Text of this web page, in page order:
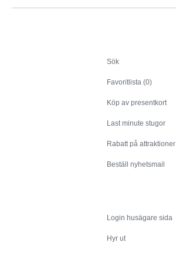
Sök
Favoritlista (0)
Köp av presentkort
Last minute stugor
Rabatt på attraktioner
Beställ nyhetsmail
Login husägare sida
Hyr ut